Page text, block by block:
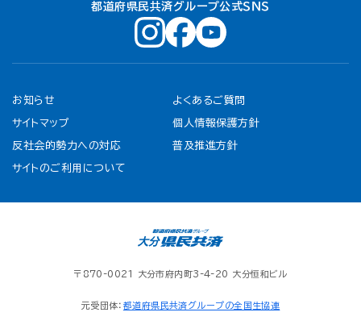
都道府県民共済グループ公式ＳＮＳ
お知らせ よくあるご質問
サイトマップ 個人情報保護方針
反社会的勢力への対応 普及推進方針
サイトのご利用について
〒870-0021 大分市府内町3-4-20 大分恒和ビル
元受団体： 都道府県民共済グループの全国生協連